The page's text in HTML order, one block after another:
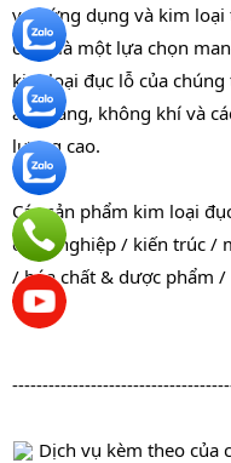
vực ứng dụng và kim
cũng là một lựa chọn
kim loại đục lỗ của
ánh sáng, không khí và
lượng cao.
Các sản phẩm kim loại
công nghiệp / kiến ​​trúc /
/ hóa chất & dược phẩm
Dịch vụ kèm theo của